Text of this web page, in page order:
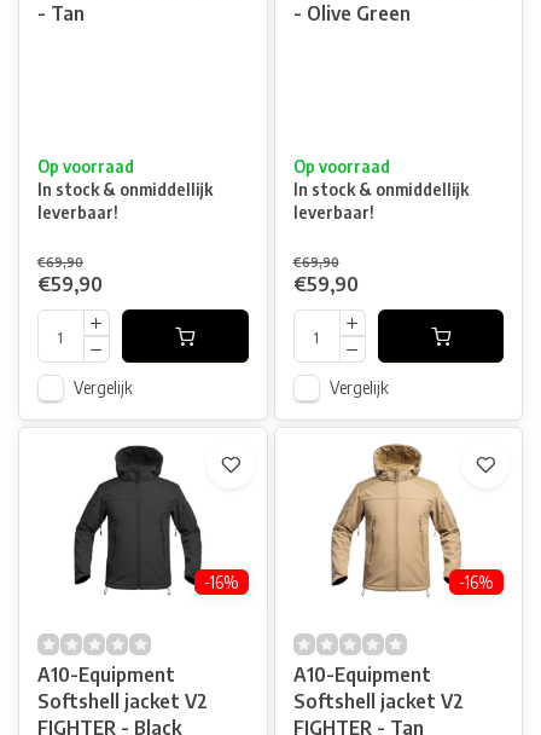
- Tan
Op voorraad
In stock & onmiddellijk
leverbaar!
€69,90
€59,90
Vergelijk
- Olive Green
Op voorraad
In stock & onmiddellijk
leverbaar!
€69,90
€59,90
Vergelijk
-16%
A10-Equipment
Softshell jacket V2
FIGHTER - Black
-16%
A10-Equipment
Softshell jacket V2
FIGHTER - Tan